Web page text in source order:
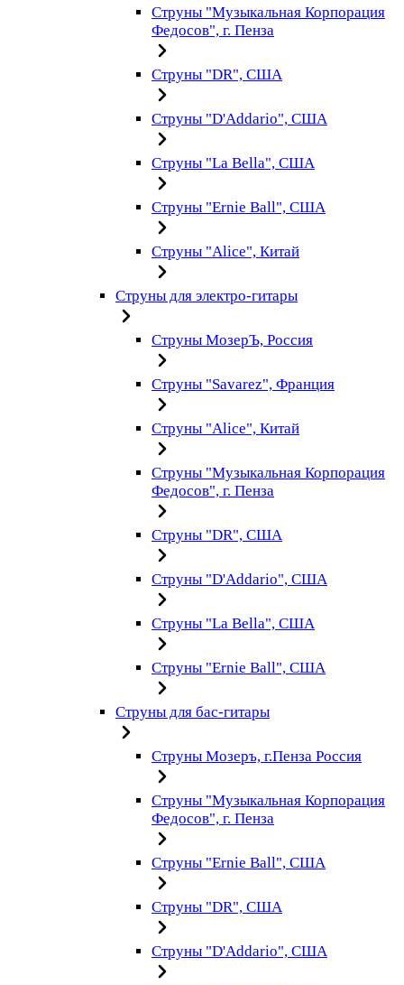
Струны "Музыкальная Корпорация
Федосов", г. Пенза
Струны "DR", США
Струны "D'Addario", США
Струны "La Bella", США
Струны "Ernie Ball", США
Струны "Alice", Китай
Струны для электро-гитары
Струны МозерЪ, Россия
Струны "Savarez", Франция
Струны "Alice", Китай
Струны "Музыкальная Корпорация
Федосов", г. Пенза
Струны "DR", США
Струны "D'Addario", США
Струны "La Bella", США
Струны "Ernie Ball", США
Струны для бас-гитары
Струны Мозеръ, г.Пенза Россия
Струны "Музыкальная Корпорация
Федосов", г. Пенза
Струны "Ernie Ball", США
Струны "DR", США
Струны "D'Addario", США